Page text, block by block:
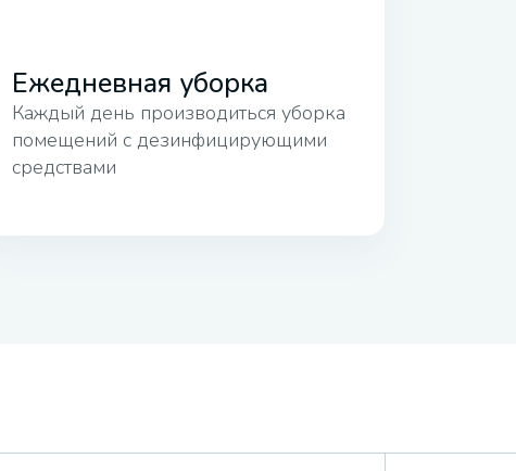
Ежедневная уборка
Каждый день производиться уборка
помещений с дезинфицирующими
средствами